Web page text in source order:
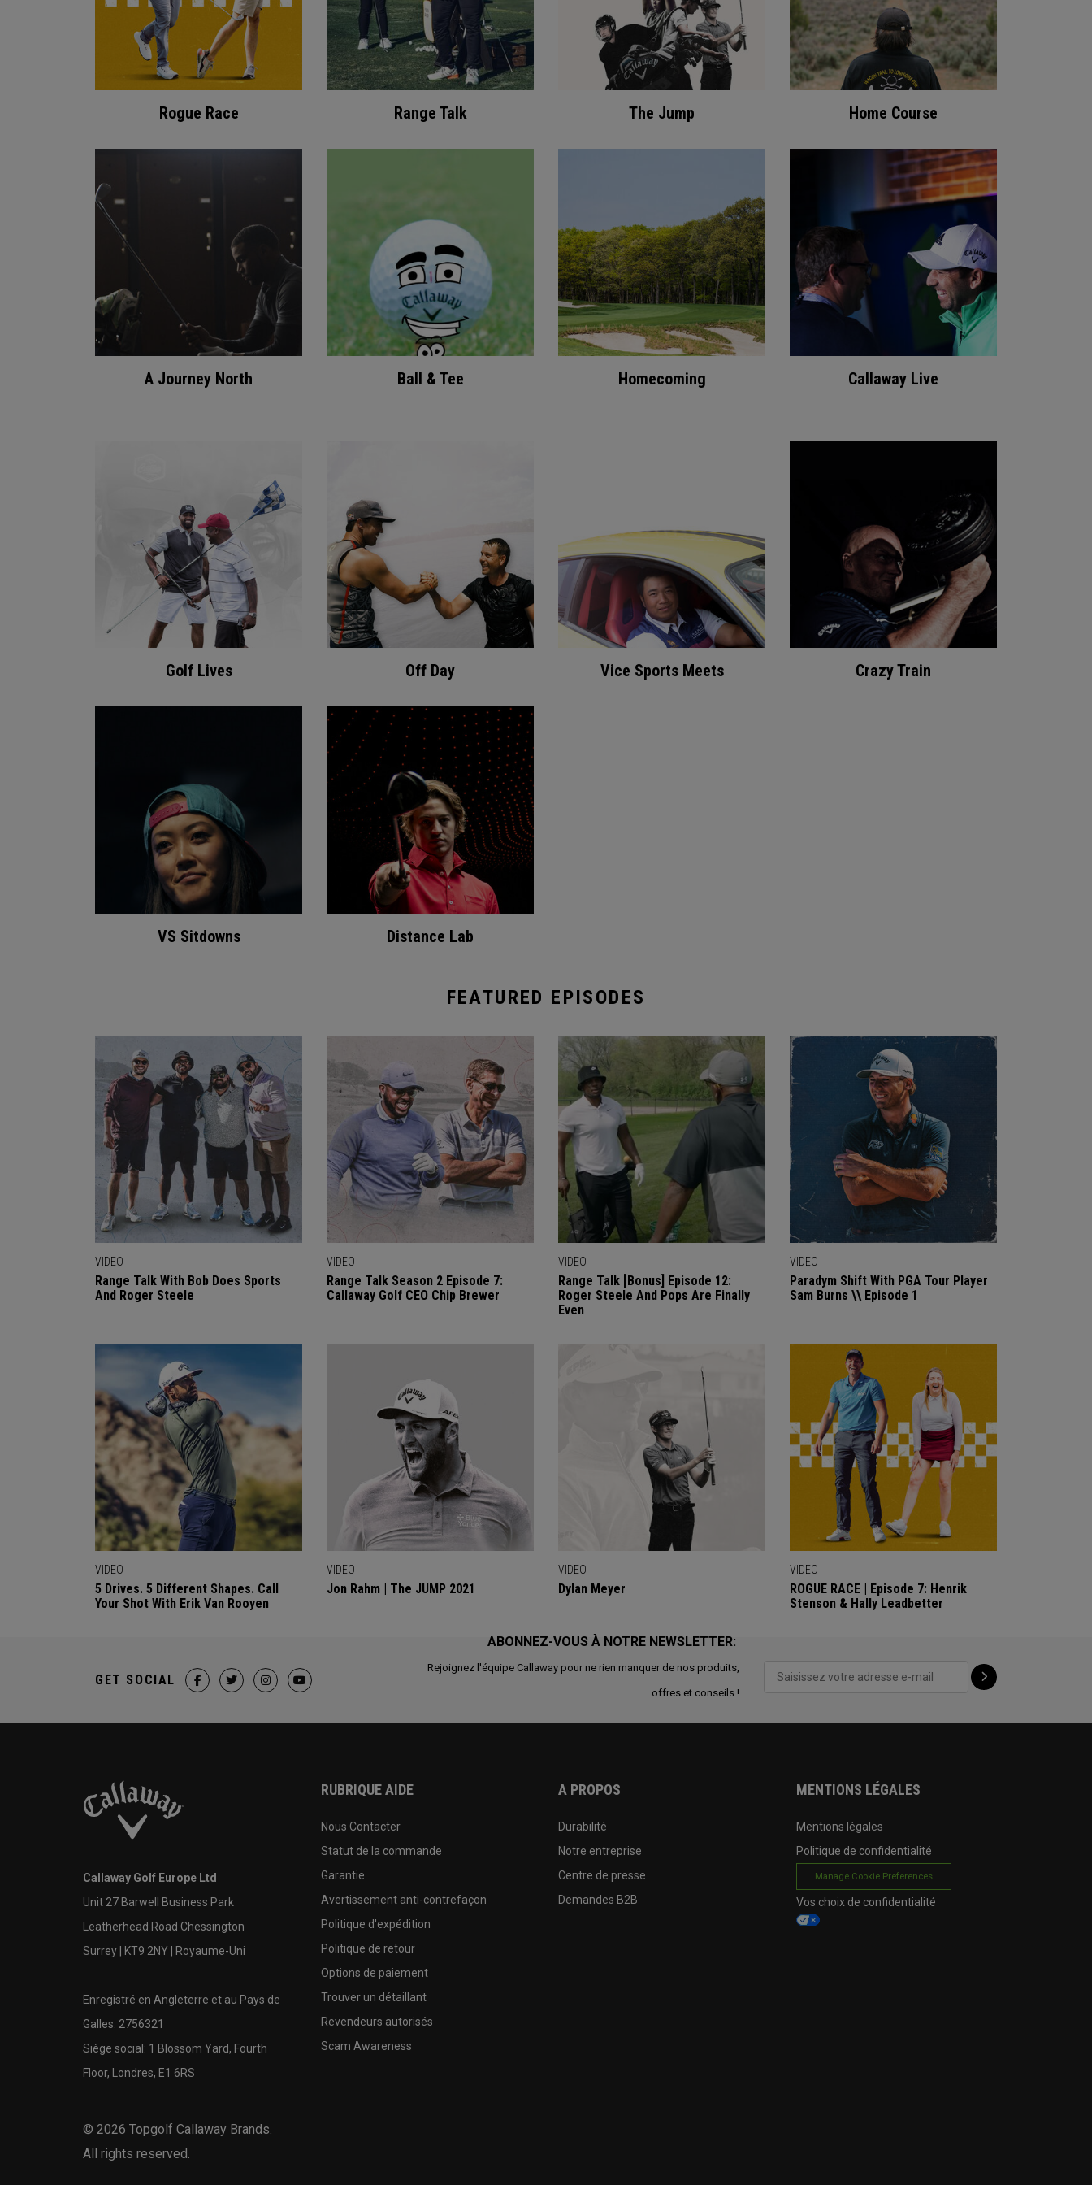
Rogue Race Range Talk The Jump Home Course
A Journey North Ball & Tee Homecoming Callaway Live
Golf Lives Off Day Vice Sports Meets Crazy Train
VS Sitdowns Distance Lab
FEATURED EPISODES
VIDEO
Range Talk With Bob Does Sports
And Roger Steele
VIDEO
Range Talk Season 2 Episode 7:
Callaway Golf CEO Chip Brewer
VIDEO
Range Talk [Bonus] Episode 12:
Roger Steele And Pops Are Finally
Even
VIDEO
Paradym Shift With PGA Tour Player
Sam Burns \\ Episode 1
VIDEO
5 Drives. 5 Different Shapes. Call
Your Shot With Erik Van Rooyen
VIDEO
Jon Rahm | The JUMP 2021
VIDEO
Dylan Meyer
VIDEO
ROGUE RACE | Episode 7: Henrik
Stenson & Hally Leadbetter
ABONNEZ-VOUS À NOTRE NEWSLETTER:
Rejoignez l'équipe Callaway pour ne rien manquer de nos produits,
offres et conseils !
GET SOCIAL
Callaway Golf Europe Ltd
Unit 27 Barwell Business Park
Leatherhead Road Chessington
Surrey | KT9 2NY | Royaume-Uni
Enregistré en Angleterre et au Pays de
Galles: 2756321
Siège social: 1 Blossom Yard, Fourth
Floor, Londres, E1 6RS
© 2026 Topgolf Callaway Brands.
All rights reserved.
RUBRIQUE AIDE
Nous Contacter
Statut de la commande
Garantie
Avertissement anti-contrefaçon
Politique d'expédition
Politique de retour
Options de paiement
Trouver un détaillant
Revendeurs autorisés
Scam Awareness
A PROPOS
Durabilité
Notre entreprise
Centre de presse
Demandes B2B
MENTIONS LÉGALES
Mentions légales
Politique de confidentialité
Manage Cookie Preferences
Vos choix de confidentialité